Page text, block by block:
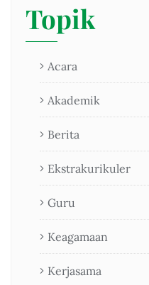
Topik
Acara
Akademik
Berita
Ekstrakurikuler
Guru
Keagamaan
Kerjasama